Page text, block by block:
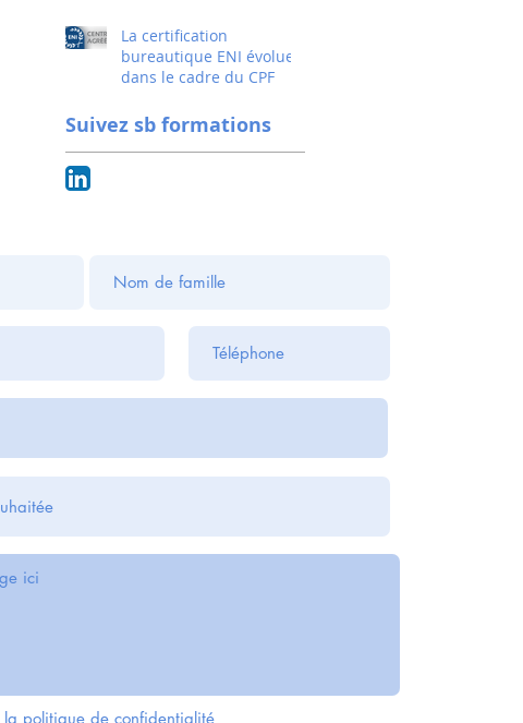
La certification
bureautique ENI évolue
dans le cadre du CPF
Suivez sb formations
la politique de confidentialité